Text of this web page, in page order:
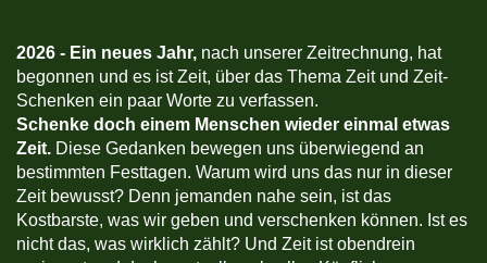
2026 - Ein neues Jahr, nach unserer Zeitrechnung, hat
begonnen und es ist Zeit, über das Thema Zeit und Zeit-
Schenken ein paar Worte zu verfassen.
Schenke doch einem Menschen wieder einmal etwas
Zeit. Diese Gedanken bewegen uns überwiegend an
bestimmten Festtagen. Warum wird uns das nur in dieser
Zeit bewusst? Denn jemanden nahe sein, ist das
Kostbarste, was wir geben und verschenken können. Ist es
nicht das, was wirklich zählt? Und Zeit ist obendrein